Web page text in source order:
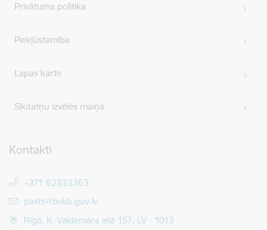
Privātuma politika
Piekļūstamība
Lapas karte
Sīkdatņu izvēles maiņa
Kontakti
+371 62333363
E-pasts:
pasts@bvkb.gov.lv
Rīgā, K. Valdemāra ielā 157, LV - 1013